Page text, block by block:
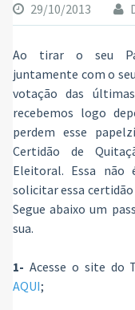
29/10/2013
Ao tirar o seu
juntamente com o
votação das
recebemos logo
perdem esse
Certidão de
Eleitoral. Essa não
solicitar essa
Segue abaixo um
sua.
1- Acesse o site do
AQUI;